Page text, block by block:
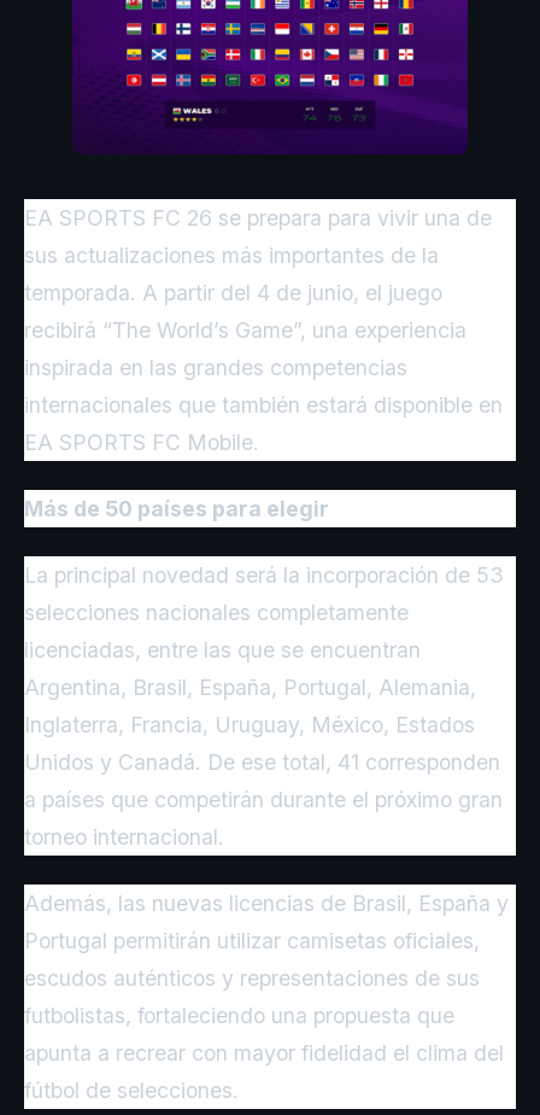
EA SPORTS FC 26 se prepara para vivir una de
sus actualizaciones más importantes de la
temporada. A partir del 4 de junio, el juego
recibirá “The World’s Game”, una experiencia
inspirada en las grandes competencias
internacionales que también estará disponible en
EA SPORTS FC Mobile.
Más de 50 países para elegir
La principal novedad será la incorporación de 53
selecciones nacionales completamente
licenciadas, entre las que se encuentran
Argentina, Brasil, España, Portugal, Alemania,
Inglaterra, Francia, Uruguay, México, Estados
Unidos y Canadá. De ese total, 41 corresponden
a países que competirán durante el próximo gran
torneo internacional.
Además, las nuevas licencias de Brasil, España y
Portugal permitirán utilizar camisetas oficiales,
escudos auténticos y representaciones de sus
futbolistas, fortaleciendo una propuesta que
apunta a recrear con mayor fidelidad el clima del
fútbol de selecciones.